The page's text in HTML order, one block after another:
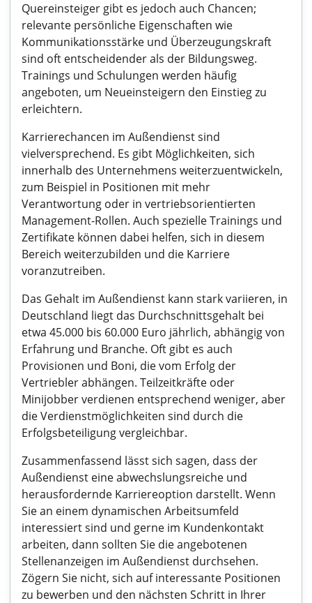
Quereinsteiger gibt es jedoch auch Chancen;
relevante persönliche Eigenschaften wie
Kommunikationsstärke und Überzeugungskraft
sind oft entscheidender als der Bildungsweg.
Trainings und Schulungen werden häufig
angeboten, um Neueinsteigern den Einstieg zu
erleichtern.
Karrierechancen im Außendienst sind
vielversprechend. Es gibt Möglichkeiten, sich
innerhalb des Unternehmens weiterzuentwickeln,
zum Beispiel in Positionen mit mehr
Verantwortung oder in vertriebsorientierten
Management-Rollen. Auch spezielle Trainings und
Zertifikate können dabei helfen, sich in diesem
Bereich weiterzubilden und die Karriere
voranzutreiben.
Das Gehalt im Außendienst kann stark variieren, in
Deutschland liegt das Durchschnittsgehalt bei
etwa 45.000 bis 60.000 Euro jährlich, abhängig von
Erfahrung und Branche. Oft gibt es auch
Provisionen und Boni, die vom Erfolg der
Vertriebler abhängen. Teilzeitkräfte oder
Minijobber verdienen entsprechend weniger, aber
die Verdienstmöglichkeiten sind durch die
Erfolgsbeteiligung vergleichbar.
Zusammenfassend lässt sich sagen, dass der
Außendienst eine abwechslungsreiche und
herausfordernde Karriereoption darstellt. Wenn
Sie an einem dynamischen Arbeitsumfeld
interessiert sind und gerne im Kundenkontakt
arbeiten, dann sollten Sie die angebotenen
Stellenanzeigen im Außendienst durchsehen.
Zögern Sie nicht, sich auf interessante Positionen
zu bewerben und den nächsten Schritt in Ihrer